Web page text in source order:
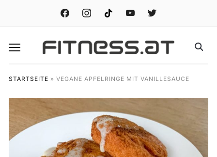
facebook instagramtiktok youtube twitter
STARTSEITE » VEGANE APFELRINGE MIT VANILLESAUCE